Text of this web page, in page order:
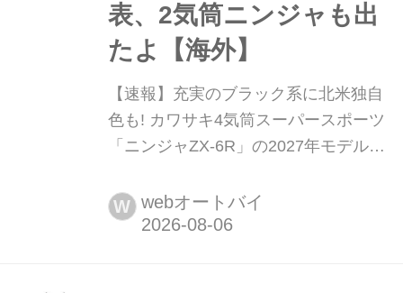
表、2気筒ニンジャも出
たよ【海外】
【速報】充実のブラック系に北米独自
色も! カワサキ4気筒スーパースポーツ
「ニンジャZX-6R」の2027年モデルを
外】 カワサキは欧州で、ミドル4気筒
スーパースポーツ「Ninja ZX-6R」
W webオートバイ